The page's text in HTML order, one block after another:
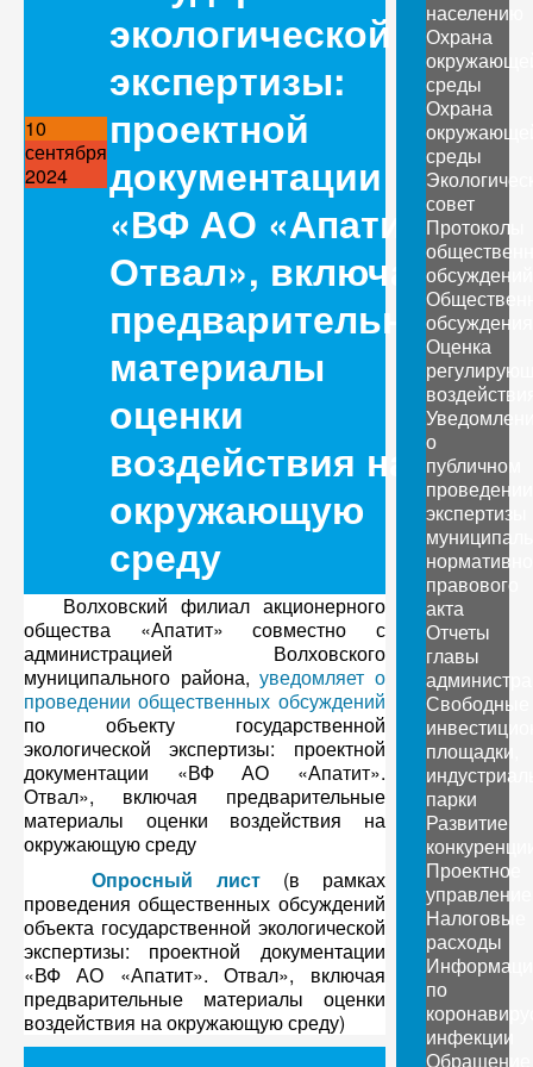
10
сентября
2024
экологической
экспертизы:
проектной
документации
«ВФ АО «Апатит».
Отвал», включая
предварительные
материалы
оценки
воздействия на
окружающую
среду
Волховский филиал акционерного
общества «Апатит» совместно с
администрацией Волховского
муниципального района,уведомляет о
проведении общественных обсуждений
по объекту государственной
экологической экспертизы: проектной
документации «ВФ АО «Апатит».
Отвал», включая предварительные
материалы оценки воздействия на
окружающую среду
Опросный лист(в рамках
проведения общественных обсуждений
объекта государственной экологической
экспертизы: проектной документации
«ВФ АО «Апатит». Отвал», включая
предварительные материалы оценки
воздействия на окружающую среду)
населению
Охрана
среды
Охрана
среды
совет
Протоколы
обсуждений
обсуждения
Оценка
о
публичном
проведении
экспертизы
правового
акта
Отчеты
главы
Свободные
площадки,
парки
Развитие
Проектное
управление
Налоговые
расходы
по
инфекции
Обращение